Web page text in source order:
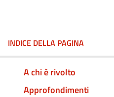
INDICE DELLA PAGINA
A chi è rivolto
Approfondimenti